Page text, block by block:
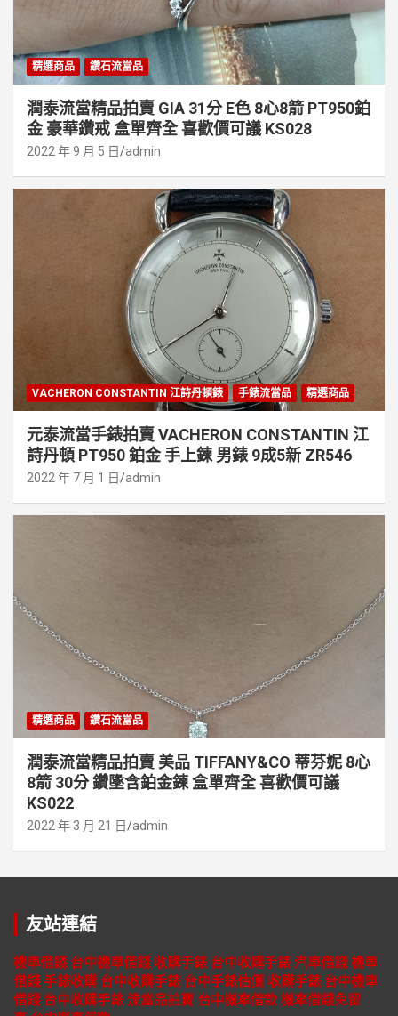
精選商品 鑽石流當品
潤泰流當精品拍賣 GIA 31分 E色 8心8箭 PT950鉑
金 豪華鑽戒 盒單齊全 喜歡價可議 KS028
2022 年 9 月 5 日 admin
VACHERON CONSTANTIN 江詩丹頓錶 手錶流當品 精選商品
元泰流當手錶拍賣 VACHERON CONSTANTIN 江
詩丹頓 PT950 鉑金 手上鍊 男錶 9成5新 ZR546
2022 年 7 月 1 日 admin
精選商品 鑽石流當品
潤泰流當精品拍賣 美品 TIFFANY&CO 蒂芬妮 8心
8箭 30分 鑽墬含鉑金鍊 盒單齊全 喜歡價可議
KS022
2022 年 3 月 21 日 admin
友站連結
機車借錢 台中機車借錢 收購手錶 台中收購手錶 汽車借錢 機車
借錢 手錶收購 台中收購手錶 台中手錶估價 收購手錶 台中機車
借錢 台中收購手錶 流當品拍賣 台中機車借款 機車借錢免留